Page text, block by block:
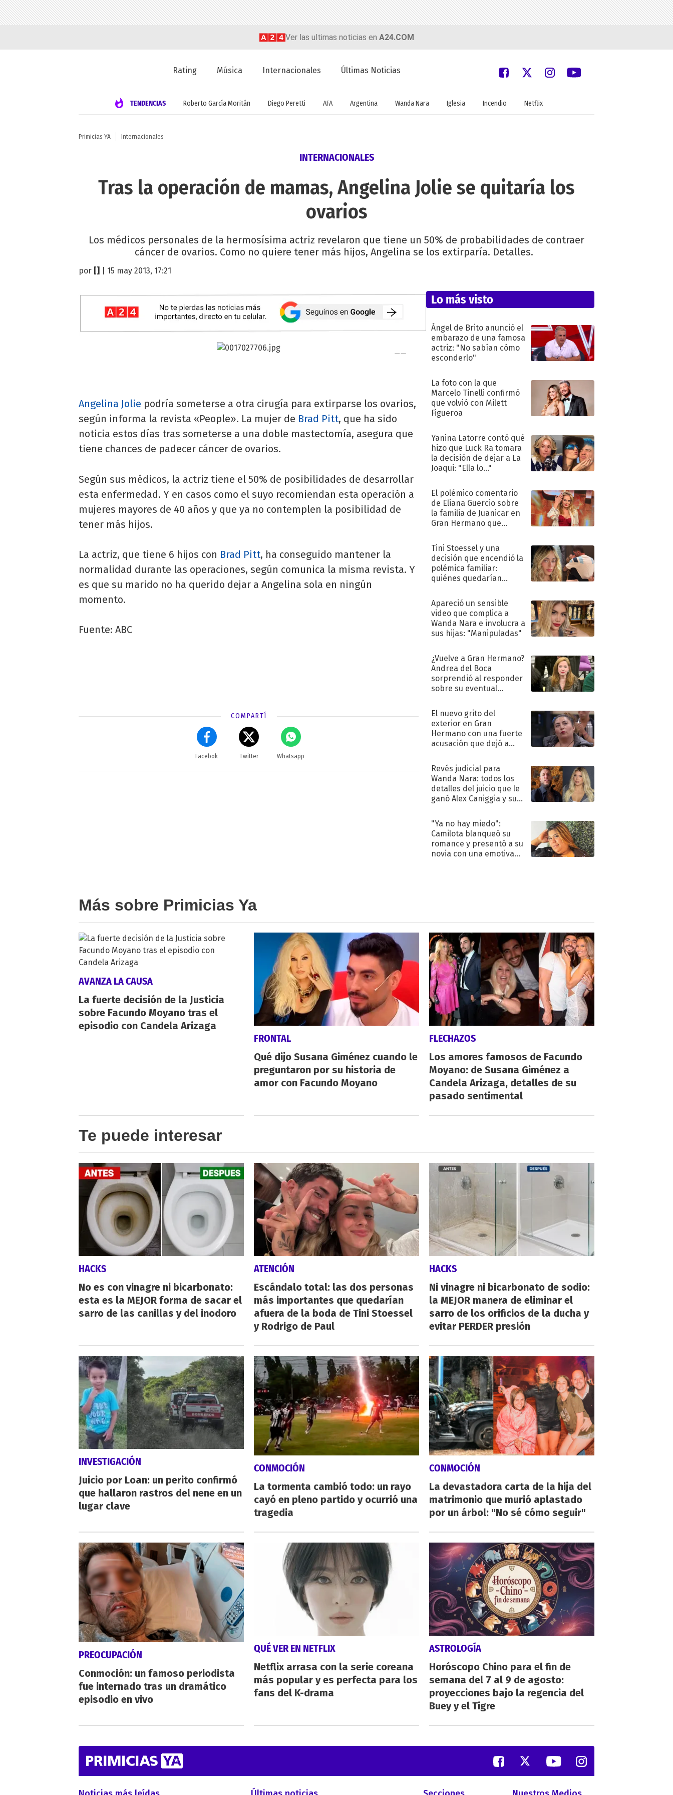
Ver las ultimas noticias en A24.COM
Rating Música Internacionales Últimas Noticias
TENDENCIAS Roberto García Moritán Diego Peretti AFA Argentina Wanda Nara Iglesia Incendio Netflix
Primicias YA Internacionales
INTERNACIONALES
Tras la operación de mamas, Angelina Jolie se quitaría los
ovarios
Los médicos personales de la hermosísima actriz revelaron que tiene un 50% de probabilidades de contraer
cáncer de ovarios. Como no quiere tener más hijos, Angelina se los extirparía. Detalles.
por | 15 may 2013, 17:21
Angelina Jolie podría someterse a otra cirugía para extirparse los ovarios,
según informa la revista «People». La mujer de Brad Pitt, que ha sido
noticia estos días tras someterse a una doble mastectomía, asegura que
tiene chances de padecer cáncer de ovarios.
Según sus médicos, la actriz tiene el 50% de posibilidades de desarrollar
esta enfermedad. Y en casos como el suyo recomiendan esta operación a
mujeres mayores de 40 años y que ya no contemplen la posibilidad de
tener más hijos.
La actriz, que tiene 6 hijos con Brad Pitt, ha conseguido mantener la
normalidad durante las operaciones, según comunica la misma revista. Y
es que su marido no ha querido dejar a Angelina sola en ningún
momento.
Fuente: ABC
COMPARTÍ
Facebok Twitter Whatsapp
Lo más visto
Ángel de Brito anunció el
embarazo de una famosa
actriz: "No sabían cómo
esconderlo"
La foto con la que
Marcelo Tinelli confirmó
que volvió con Milett
Figueroa
Yanina Latorre contó qué
hizo que Luck Ra tomara
la decisión de dejar a La
Joaqui: "Ella lo..."
El polémico comentario
de Eliana Guercio sobre
la familia de Juanicar en
Gran Hermano que
Tini Stoessel y una
decisión que encendió la
polémica familiar:
quiénes quedarían
Apareció un sensible
video que complica a
Wanda Nara e involucra a
sus hijas: "Manipuladas"
¿Vuelve a Gran Hermano?
Andrea del Boca
sorprendió al responder
sobre su eventual
El nuevo grito del
exterior en Gran
Hermano con una fuerte
acusación que dejó a
"Traidora"
Revés judicial para
Wanda Nara: todos los
detalles del juicio que le
ganó Alex Caniggia y sus
"Ya no hay miedo":
Camilota blanqueó su
romance y presentó a su
novia con una emotiva
Más sobre Primicias Ya
AVANZA LA CAUSA
La fuerte decisión de la Justicia
sobre Facundo Moyano tras el
episodio con Candela Arizaga
FRONTAL
Qué dijo Susana Giménez cuando le
preguntaron por su historia de
amor con Facundo Moyano
FLECHAZOS
Los amores famosos de Facundo
Moyano: de Susana Giménez a
Candela Arizaga, detalles de su
pasado sentimental
Te puede interesar
HACKS
No es con vinagre ni bicarbonato:
esta es la MEJOR forma de sacar el
sarro de las canillas y del inodoro
ATENCIÓN
Escándalo total: las dos personas
más importantes que quedarían
afuera de la boda de Tini Stoessel
y Rodrigo de Paul
HACKS
Ni vinagre ni bicarbonato de sodio:
la MEJOR manera de eliminar el
sarro de los orificios de la ducha y
evitar PERDER presión
INVESTIGACIÓN
Juicio por Loan: un perito confirmó
que hallaron rastros del nene en un
lugar clave
CONMOCIÓN
La tormenta cambió todo: un rayo
cayó en pleno partido y ocurrió una
tragedia
CONMOCIÓN
La devastadora carta de la hija del
matrimonio que murió aplastado
por un árbol: "No sé cómo seguir"
PREOCUPACIÓN
Conmoción: un famoso periodista
fue internado tras un dramático
episodio en vivo
QUÉ VER EN NETFLIX
Netflix arrasa con la serie coreana
más popular y es perfecta para los
fans del K-drama
ASTROLOGÍA
Horóscopo Chino para el fin de
semana del 7 al 9 de agosto:
proyecciones bajo la regencia del
Buey y el Tigre